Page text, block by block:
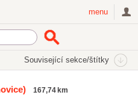
menu
Související sekce/štítky
167,74 km